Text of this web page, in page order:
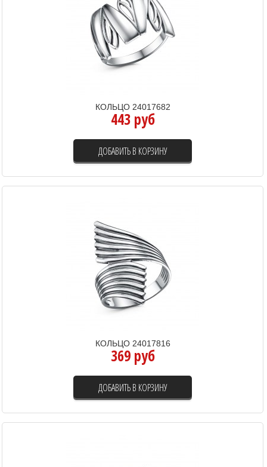
КОЛЬЦО 24017682
443 руб
ДОБАВИТЬ В КОРЗИНУ
КОЛЬЦО 24017816
369 руб
ДОБАВИТЬ В КОРЗИНУ